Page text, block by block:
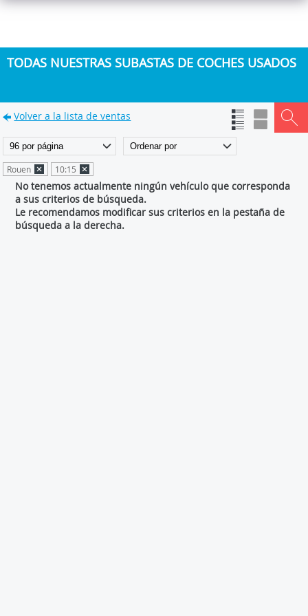
TODAS NUESTRAS SUBASTAS DE COCHES USADOS
Volver a la lista de ventas
Rouen 10:15
No tenemos actualmente ningún vehículo que corresponda
a sus criterios de búsqueda.
Le recomendamos modificar sus criterios en la pestaña de
búsqueda a la derecha.